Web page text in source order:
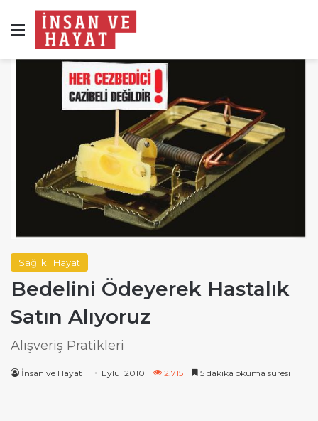
Menü
Sağlıklı Hayat
Bedelini Ödeyerek Hastalık
Satın Alıyoruz
Alışveriş Pratikleri
İnsan ve Hayat Eylül 2010 2.715 5 dakika okuma süresi